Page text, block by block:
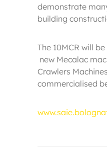
demonstrate
building
The 10MCR will
new Mecalac
Crawlers
commercialised